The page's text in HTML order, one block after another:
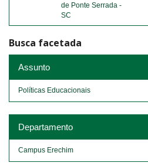
de Ponte Serrada -
SC
Busca facetada
Assunto
Políticas Educacionais
Departamento
Campus Erechim